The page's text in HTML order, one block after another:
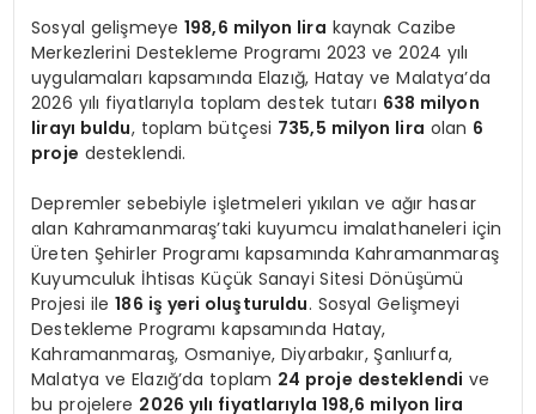
Sosyal gelişmeye 198,6 milyon lira kaynak Cazibe
Merkezlerini Destekleme Programı 2023 ve 2024 yılı
uygulamaları kapsamında Elazığ, Hatay ve Malatya’da
2026 yılı fiyatlarıyla toplam destek tutarı 638 milyon
lirayı buldu, toplam bütçesi 735,5 milyon lira olan 6
proje desteklendi.
Depremler sebebiyle işletmeleri yıkılan ve ağır hasar
alan Kahramanmaraş’taki kuyumcu imalathaneleri için
Üreten Şehirler Programı kapsamında Kahramanmaraş
Kuyumculuk İhtisas Küçük Sanayi Sitesi Dönüşümü
Projesi ile186 iş yeri oluşturuldu. Sosyal Gelişmeyi
Destekleme Programı kapsamında Hatay,
Kahramanmaraş, Osmaniye, Diyarbakır, Şanlıurfa,
Malatya ve Elazığ’da toplam 24 proje desteklendi ve
bu projelere 2026 yılı fiyatlarıyla 198,6 milyon lira